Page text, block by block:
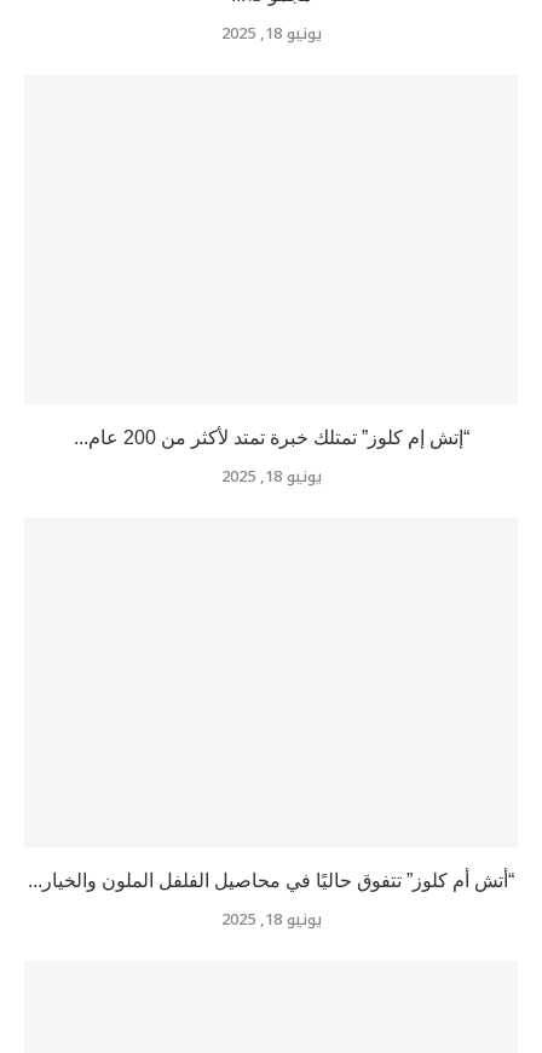
يونيو 18, 2025
“إتش إم كلوز” تمتلك خبرة تمتد لأكثر من 200 عام...
يونيو 18, 2025
“أتش أم كلوز” تتفوق حاليًا في محاصيل الفلفل الملون والخيار...
يونيو 18, 2025